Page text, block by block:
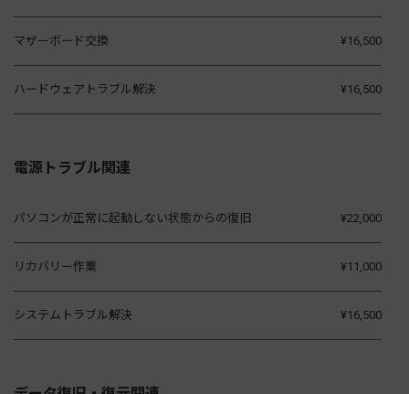
マザーボード交換 ¥16,500
ハードウェアトラブル解決 ¥16,500
電源トラブル関連
パソコンが正常に起動しない状態からの復旧 ¥22,000
リカバリー作業 ¥11,000
システムトラブル解決 ¥16,500